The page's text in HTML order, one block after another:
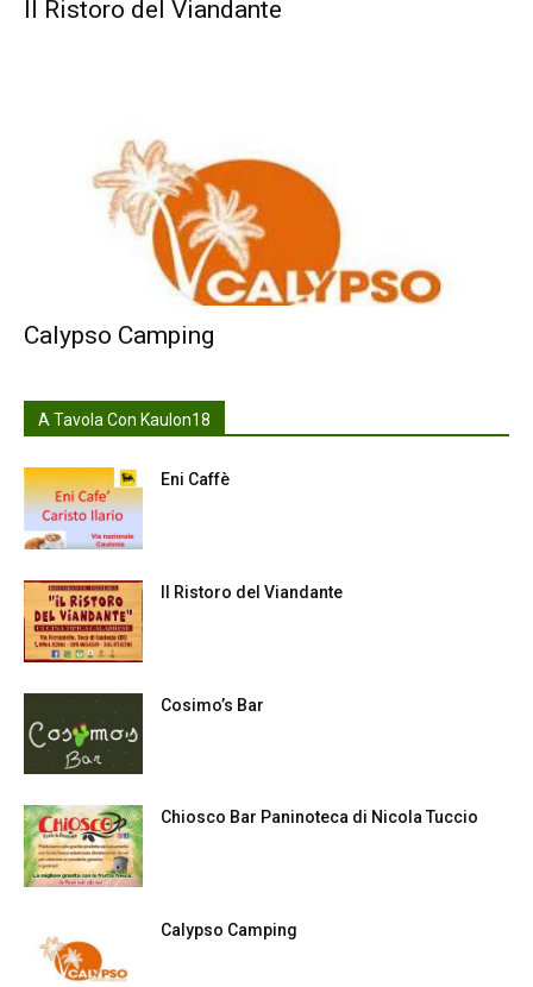
Il Ristoro del Viandante
Calypso Camping
A Tavola Con Kaulon18
Eni Caffè
Il Ristoro del Viandante
Cosimo’s Bar
Chiosco Bar Paninoteca di Nicola Tuccio
Calypso Camping